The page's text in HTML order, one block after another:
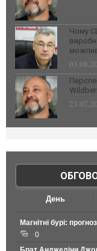
Чому
День
Магнітні бурі:
0